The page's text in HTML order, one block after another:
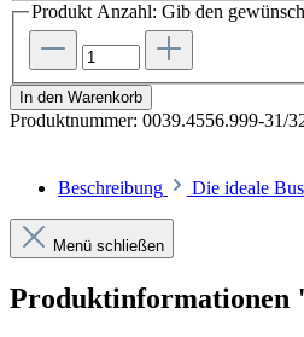
Produkt Anzahl: Gib den
In den Warenkorb
Produktnummer: 0039.4556.999-31/
Beschreibung Die ideale
Menü schließen
Produktinformationen